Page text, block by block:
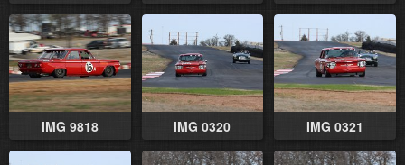
IMG 9818 IMG 0320 IMG 0321